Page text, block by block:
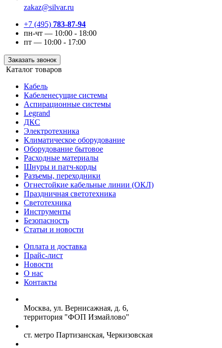
zakaz@silvar.ru
+7 (495) 783-87-94
пн-чт — 10:00 - 18:00
пт — 10:00 - 17:00
Заказать звонок
Каталог товаров
Кабель
Кабеленесущие системы
Аспирационные системы
Legrand
ДКС
Электротехника
Климатическое оборудование
Оборудование бытовое
Расходные материалы
Шнуры и патч-корды
Разъемы, переходники
Огнестойкие кабельные линии (ОКЛ)
Праздничная светотехника
Светотехника
Инструменты
Безопасность
Статьи и новости
Оплата и доставка
Прайс-лист
Новости
О нас
Контакты
Москва, ул. Вернисажная, д. 6,
территория "ФОП Измайлово"
ст. метро Партизанская, Черкизовская